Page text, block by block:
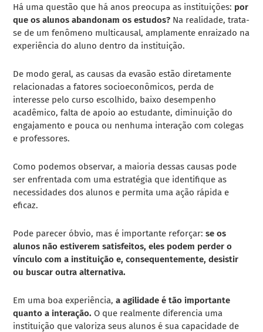
Há uma questão que há anos preocupa as instituições: por
que os alunos abandonam os estudos? Na realidade, trata-
se de um fenômeno multicausal, amplamente enraizado na
experiência do aluno dentro da instituição.
De modo geral, as causas da evasão estão diretamente
relacionadas a fatores socioeconômicos, perda de
interesse pelo curso escolhido, baixo desempenho
acadêmico, falta de apoio ao estudante, diminuição do
engajamento e pouca ou nenhuma interação com colegas
e professores.
Como podemos observar, a maioria dessas causas pode
ser enfrentada com uma estratégia que identifique as
necessidades dos alunos e permita uma ação rápida e
eficaz.
Pode parecer óbvio, mas é importante reforçar:se os
alunos não estiverem satisfeitos, eles podem perder o
vínculo com a instituição e, consequentemente, desistir
ou buscar outra alternativa.
Em uma boa experiência,a agilidade é tão importante
quanto a interação. O que realmente diferencia uma
instituição que valoriza seus alunos é sua capacidade de